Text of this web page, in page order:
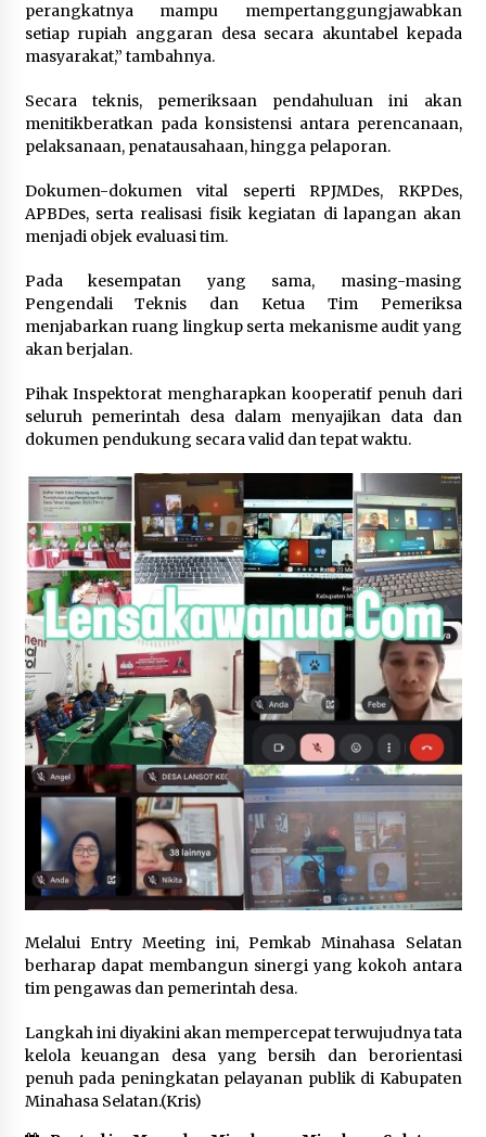
perangkatnya mampu mempertanggungjawabkan
setiap rupiah anggaran desa secara akuntabel kepada
masyarakat,” tambahnya.‎‎‎
Secara teknis, pemeriksaan pendahuluan ini akan
menitikberatkan pada konsistensi antara perencanaan,
pelaksanaan, penatausahaan, hingga pelaporan.
Dokumen-dokumen vital seperti RPJMDes, RKPDes,
APBDes, serta realisasi fisik kegiatan di lapangan akan
menjadi objek evaluasi tim.‎‎
Pada kesempatan yang sama, masing-masing
Pengendali Teknis dan Ketua Tim Pemeriksa
menjabarkan ruang lingkup serta mekanisme audit yang
akan berjalan.
‎‎Pihak Inspektorat mengharapkan kooperatif penuh dari
seluruh pemerintah desa dalam menyajikan data dan
dokumen pendukung secara valid dan tepat waktu.‎‎
Melalui Entry Meeting ini, Pemkab Minahasa Selatan
berharap dapat membangun sinergi yang kokoh antara
tim pengawas dan pemerintah desa.
Langkah ini diyakini akan mempercepat terwujudnya tata
kelola keuangan desa yang bersih dan berorientasi
penuh pada peningkatan pelayanan publik di Kabupaten
Minahasa Selatan.(Kris)